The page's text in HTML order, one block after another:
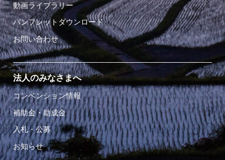
動画ライブラリー
パンフレットダウンロード
お問い合わせ
法人のみなさまへ
コンベンション情報
補助金・助成金
入札・公募
お知らせ